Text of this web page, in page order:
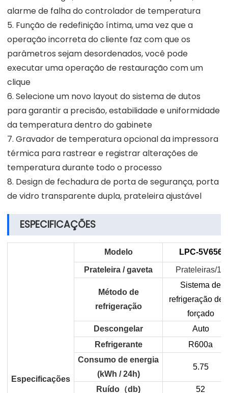
alarme de falha do controlador de temperatura
5. Função de redefinição íntima, uma vez que a
operação incorreta do cliente faz com que os
parâmetros sejam desordenados, você pode
executar uma operação de restauração com um
clique
6. Selecione um novo layout do sistema de dutos
para garantir a precisão, estabilidade e uniformidade
da temperatura dentro do gabinete
7. Gravador de temperatura opcional da impressora
térmica para rastrear e registrar alterações de
temperatura durante todo o processo
8. Design de fechadura de porta de segurança, porta
de vidro transparente dupla, prateleira ajustável
ESPECIFICAÇÕES
Especificações
Modelo LPC-5V656
Prateleira / gaveta Prateleiras/10
Método de
refrigeração
Sistema de
refrigeração de
forçado
Descongelar
Auto
Refrigerante
R600a
Consumo de energia
(kWh / 24h)
5.75
Ruído （db)
52